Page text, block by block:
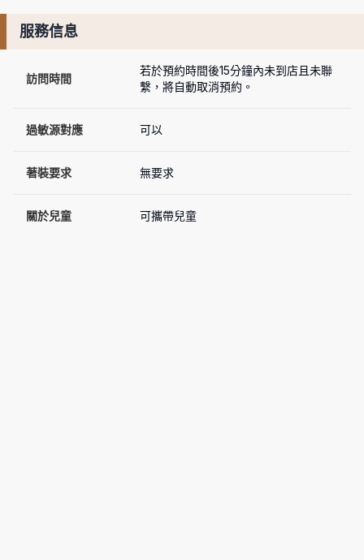
服務信息
訪問時間
若於預約時間後15分鐘內未到店且未聯
繫，將自動取消預約。
過敏源對應 可以
著裝要求 無要求
關於兒童 可攜帶兒童